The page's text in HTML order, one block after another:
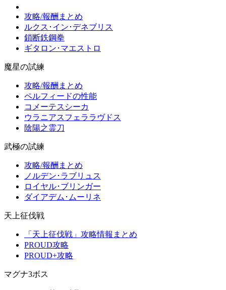
攻略/報酬まとめ
ルクス･イン･デネブリス
鎖断鉄鋼拳
ギタロン･マエストロ
魔星の試練
攻略/報酬まとめ
ペルフィードの性能
コメーテスシーカ
ウラニアスフェララヴドス
陰陽之霊刀
武極の試練
攻略/報酬まとめ
ノルデン･ラブリュス
ロイヤル･ブリンガー
ダイアデム･ムーリネ
天上征伐戦
「天上征伐戦」攻略情報まとめ
PROUD攻略
PROUD+攻略
マグナ3ボス